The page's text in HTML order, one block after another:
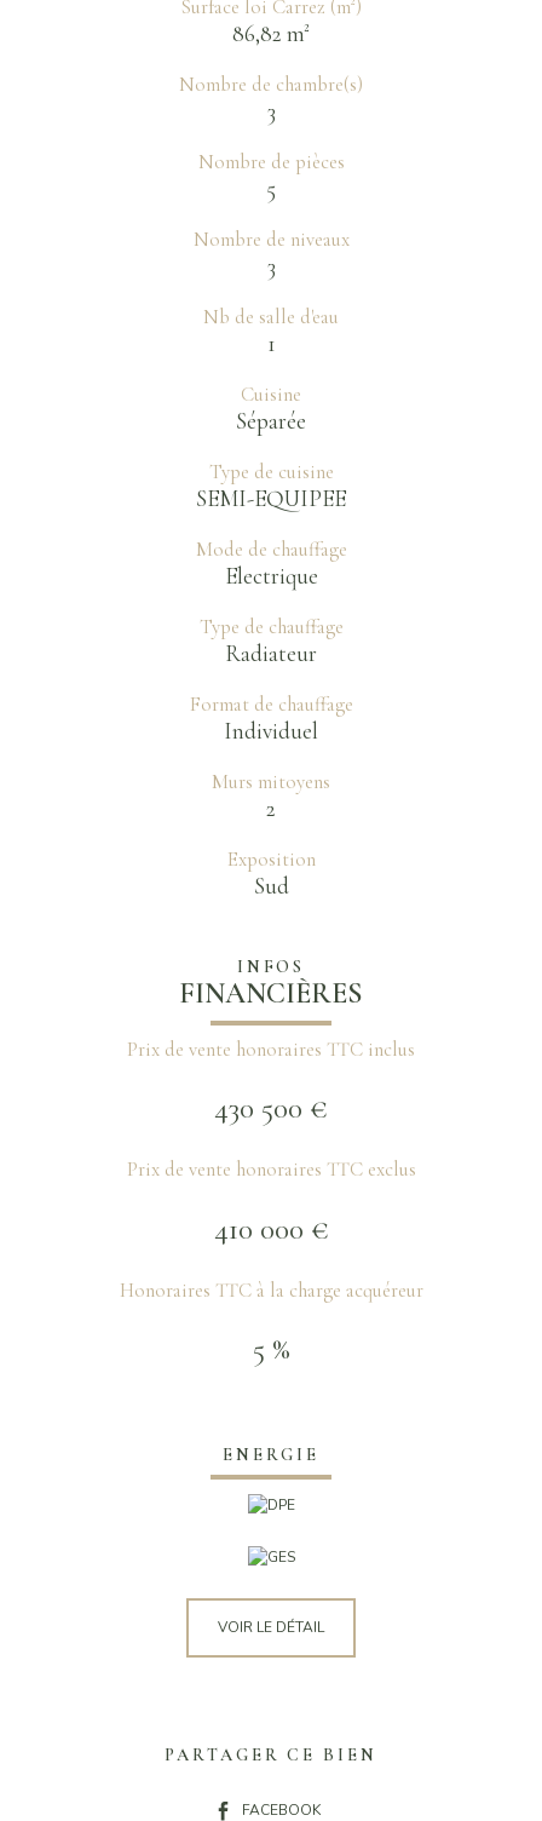
Surface loi Carrez (m²)
86,82 m²
Nombre de chambre(s)
3
Nombre de pièces
5
Nombre de niveaux
3
Nb de salle d'eau
1
Cuisine
Séparée
Type de cuisine
SEMI-EQUIPEE
Mode de chauffage
Electrique
Type de chauffage
Radiateur
Format de chauffage
Individuel
Murs mitoyens
2
Exposition
Sud
INFOS
FINANCIÈRES
Prix de vente honoraires TTC inclus
430 500 €
Prix de vente honoraires TTC exclus
410 000 €
Honoraires TTC à la charge acquéreur
5 %
ENERGIE
VOIR LE DÉTAIL
PARTAGER CE BIEN
FACEBOOK